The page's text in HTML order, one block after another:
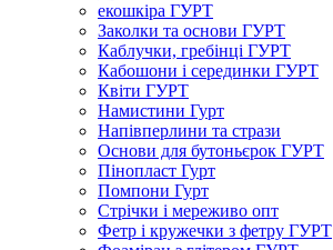
екошкіра ГУРТ
Заколки та основи ГУРТ
Каблучки, гребінці ГУРТ
Кабошони і серединки ГУРТ
Квіти ГУРТ
Намистини Гурт
Напівперлини та стрази
Основи для бутоньєрок ГУРТ
Пінопласт Гурт
Помпони Гурт
Стрічки і мереживо опт
Фетр і кружечки з фетру ГУРТ